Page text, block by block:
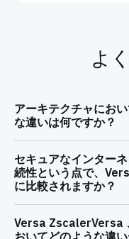
よ
アーキテクチャにお
な違いは何ですか？
セキュアなインター
続性という点で、
に比較されますか？
Versa ZscalerVersa
おいてどのような違